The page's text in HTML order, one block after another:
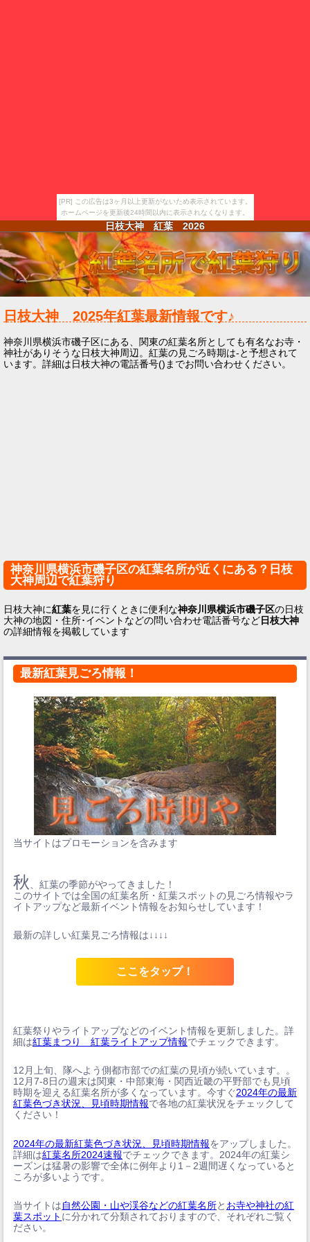
[PR] この広告は3ヶ月以上更新がないため表示されています。
ホームページを更新後24時間以内に表示されなくなります。
日枝大神 紅葉 2026
日枝大神 2025年紅葉最新情報です♪
神奈川県横浜市磯子区にある、関東の紅葉名所としても有名なお寺・
神社がありそうな日枝大神周辺。紅葉の見ごろ時期は-と予想されて
います。詳細は日枝大神の電話番号()までお問い合わせください。
神奈川県横浜市磯子区の紅葉名所が近くにある？日枝
大神周辺で紅葉狩り
日枝大神に紅葉を見に行くときに便利な神奈川県横浜市磯子区の日枝
大神の地図・住所･イベントなどの問い合わせ電話番号など日枝大神
の詳細情報を掲載しています
最新紅葉見ごろ情報！
当サイトはプロモーションを含みます
秋
、紅葉の季節がやってきました！
このサイトでは全国の紅葉名所・紅葉スポットの見ごろ情報やラ
イトアップなど最新イベント情報をお知らせしています！
最新の詳しい紅葉見ごろ情報は↓↓↓↓
ここをタップ！
紅葉祭りやライトアップなどのイベント情報を更新しました。詳
細は紅葉まつり 紅葉ライトアップ情報でチェックできます。
12月上旬、隊へよう側都市部での紅葉の見頃が続いています。。
12月7-8日の週末は関東・中部東海・関西近畿の平野部でも見頃
時期を迎える紅葉名所が多くなっています。今すぐ2024年の最新
紅葉色づき状況、見頃時期情報で各地の紅葉状況をチェックして
ください！
2024年の最新紅葉色づき状況、見頃時期情報をアップしました。
詳細は紅葉名所2024速報でチェックできます。2024年の紅葉シ
ーズンは猛暑の影響で全体に例年より1－2週間遅くなっていると
ころが多いようです。
当サイトは自然公園・山や渓谷などの紅葉名所と お寺や神社の紅
葉スポット に分かれて分類されておりますので、それぞれご覧く
ださい。